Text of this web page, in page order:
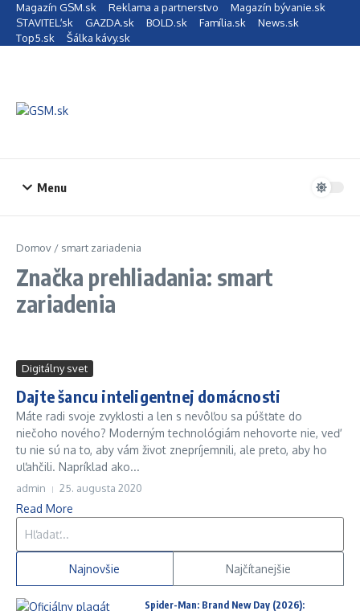
Preskočiť na obsah
Magazín GSM.sk Reklama a partnerstvo
Magazín bývanie.sk
STAVITEĽ.sk
GAZDA.sk BOLD.sk Família.sk
News.sk
Top5.sk
Šálka kávy.sk
Menu
Domov / smart zariadenia
Značka prehliadania: smart
zariadenia
Digitálny svet
Dajte šancu inteligentnej domácnosti
Máte radi svoje zvyklosti a len s nevôľou sa púšťate do
niečoho nového? Moderným technológiám nehovorte nie, veď
tu nie sú na to, aby vám život znepríjemnili, ale preto, aby ho
uľahčili. Napríklad ako...
admin 25. augusta 2020
Read More
Najnovšie Najčítanejšie
Spider-Man: Brand New Day (2026):